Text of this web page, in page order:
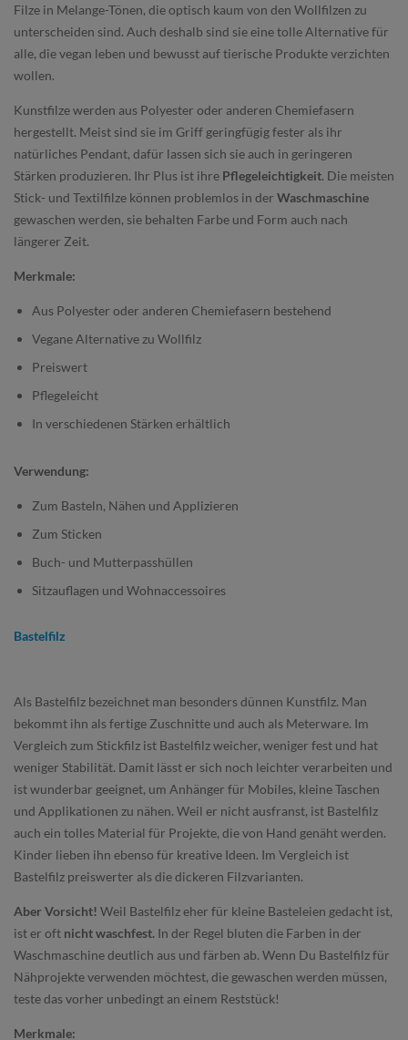
Filze in Melange-Tönen, die optisch kaum von den Wollfilzen zu
unterscheiden sind. Auch deshalb sind sie eine tolle Alternative für
alle, die vegan leben und bewusst auf tierische Produkte verzichten
wollen.
Kunstfilze werden aus Polyester oder anderen Chemiefasern
hergestellt. Meist sind sie im Griff geringfügig fester als ihr
natürliches Pendant, dafür lassen sich sie auch in geringeren
Stärken produzieren. Ihr Plus ist ihre Pflegeleichtigkeit. Die meisten
Stick- und Textilfilze können problemlos in der Waschmaschine
gewaschen werden, sie behalten Farbe und Form auch nach
längerer Zeit.
Merkmale:
Aus Polyester oder anderen Chemiefasern bestehend
Vegane Alternative zu Wollfilz
Preiswert
Pflegeleicht
In verschiedenen Stärken erhältlich
Verwendung:
Zum Basteln, Nähen und Applizieren
Zum Sticken
Buch- und Mutterpasshüllen
Sitzauflagen und Wohnaccessoires
Bastelfilz
Als Bastelfilz bezeichnet man besonders dünnen Kunstfilz. Man
bekommt ihn als fertige Zuschnitte und auch als Meterware. Im
Vergleich zum Stickfilz ist Bastelfilz weicher, weniger fest und hat
weniger Stabilität. Damit lässt er sich noch leichter verarbeiten und
ist wunderbar geeignet, um Anhänger für Mobiles, kleine Taschen
und Applikationen zu nähen. Weil er nicht ausfranst, ist Bastelfilz
auch ein tolles Material für Projekte, die von Hand genäht werden.
Kinder lieben ihn ebenso für kreative Ideen. Im Vergleich ist
Bastelfilz preiswerter als die dickeren Filzvarianten.
Aber Vorsicht! Weil Bastelfilz eher für kleine Basteleien gedacht ist,
ist er oft nicht waschfest. In der Regel bluten die Farben in der
Waschmaschine deutlich aus und färben ab. Wenn Du Bastelfilz für
Nähprojekte verwenden möchtest, die gewaschen werden müssen,
teste das vorher unbedingt an einem Reststück!
Merkmale: